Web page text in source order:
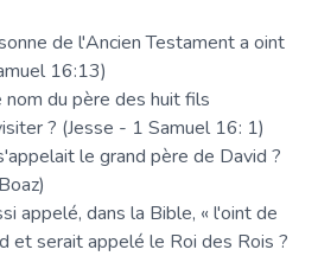
de l'Ancien Testament a oint
16:13)
du père des huit fils
? (Jesse - 1 Samuel 16: 1)
le grand père de David ?
appelé, dans la Bible, « l'oint de
et serait appelé le Roi des Rois ?